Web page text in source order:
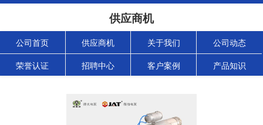
供应商机
公司首页 供应商机 关于我们 公司动态
荣誉认证 招聘中心 客户案例 产品知识